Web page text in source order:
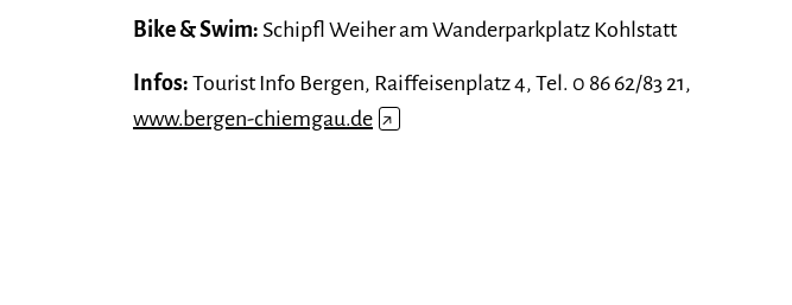
Bike & Swim: Schipfl Weiher am Wanderparkplatz Kohlstatt
Infos: Tourist Info Bergen, Raiffeisenplatz 4, Tel. 0 86 62/83 21,
www.bergen-chiemgau.de ↗